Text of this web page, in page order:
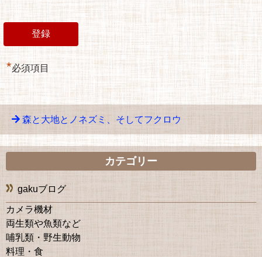
*必須項目
森と大地とノネズミ、そしてフクロウ
カテゴリー
gakuブログ
カメラ機材
両生類や魚類など
哺乳類・野生動物
料理・食